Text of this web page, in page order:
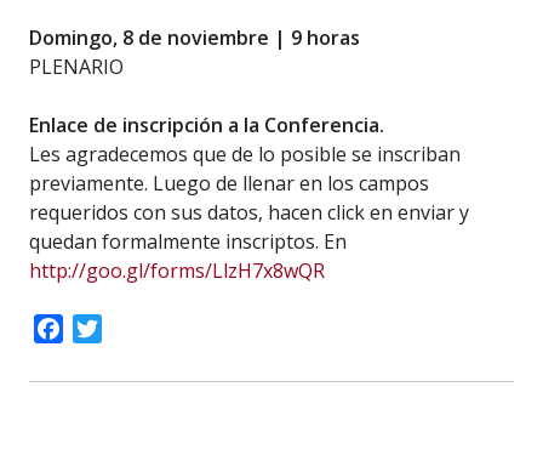
Domingo, 8 de noviembre | 9 horas
PLENARIO
Enlace de inscripción a la Conferencia.
Les agradecemos que de lo posible se inscriban
previamente. Luego de llenar en los campos
requeridos con sus datos, hacen click en enviar y
quedan formalmente inscriptos. En
http://goo.gl/forms/LlzH7x8wQR
Facebook